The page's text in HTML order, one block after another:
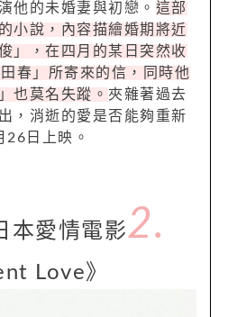
他的未婚妻與初戀。 這部
小說，內容描繪婚期將近
」，在四月的某日突然收
春」所寄來的信，同時他
也莫名失蹤。 夾雜著過去
，消逝的愛是否能夠重新
26日上映。
本愛情電影2.
Love》